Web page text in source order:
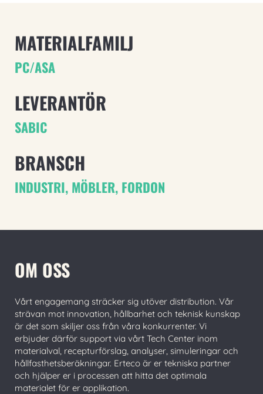
MATERIALFAMILJ
PC/ASA
LEVERANTÖR
SABIC
BRANSCH
INDUSTRI, MÖBLER, FORDON
OM OSS
Vårt engagemang sträcker sig utöver distribution. Vår
strävan mot innovation, hållbarhet och teknisk kunskap
är det som skiljer oss från våra konkurrenter. Vi
erbjuder därför support via vårt Tech Center inom
materialval, recepturförslag, analyser, simuleringar och
hållfasthetsberäkningar. Erteco är er tekniska partner
och hjälper er i processen att hitta det optimala
materialet för er applikation.